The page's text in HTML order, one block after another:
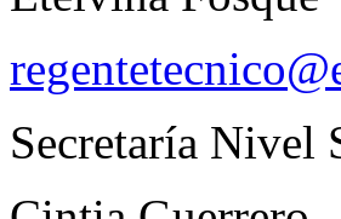
Secretaría Nivel